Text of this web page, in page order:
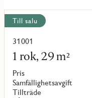
Visa
alla
objekt
Till salu
31001
1 rok, 29 m²
Pris
Samfällighetsavgift
Tillträde
Läs
mer
om
objekt
{objectNumber}